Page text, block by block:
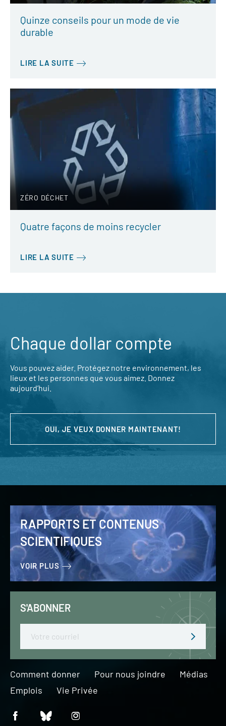
Quinze conseils pour un mode de vie
durable
LIRE LA SUITE
ZÉRO DÉCHET
Quatre façons de moins recycler
LIRE LA SUITE
Chaque dollar compte
Vous pouvez aider. Protégez notre environnement, les
lieux et les personnes que vous aimez. Donnez
aujourd’hui.
OUI, JE VEUX DONNER MAINTENANT!
RAPPORTS ET CONTENUS
SCIENTIFIQUES
VOIR PLUS
S'ABONNER
Email
Comment donner Pour nous joindre
Médias
Emplois
Vie Privée